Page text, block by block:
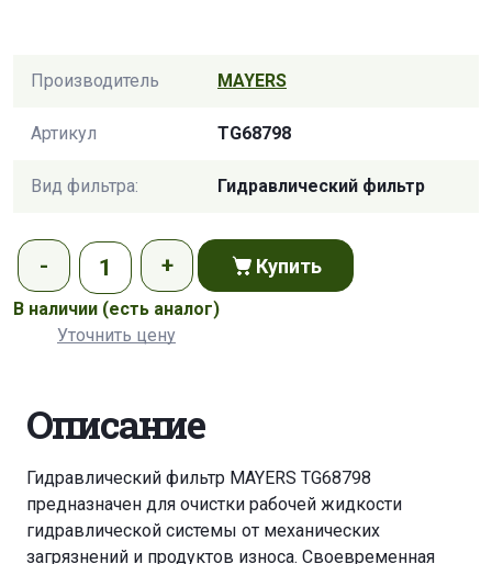
Производитель MAYERS
Артикул TG68798
Вид фильтра: Гидравлический фильтр
Купить
В наличии (есть аналог)
Уточнить цену
Описание
Гидравлический фильтр MAYERS TG68798
предназначен для очистки рабочей жидкости
гидравлической системы от механических
загрязнений и продуктов износа. Своевременная